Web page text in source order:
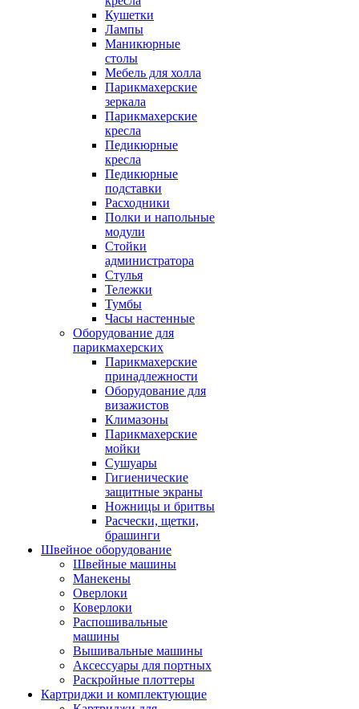
Кушетки
Лампы
Маникюрные
столы
Мебель для холла
Парикмахерские
зеркала
Парикмахерские
кресла
Педикюрные
кресла
Педикюрные
подставки
Расходники
Полки и напольные
модули
Стойки
администратора
Стулья
Тележки
Тумбы
Часы настенные
Оборудование для
парикмахерских
Парикмахерские
принадлежности
Оборудование для
визажистов
Климазоны
Парикмахерские
мойки
Сушуары
Гигиенические
защитные экраны
Ножницы и бритвы
Расчески, щетки,
брашинги
Швейное оборудование
Швейные машины
Манекены
Оверлоки
Коверлоки
Распошивальные
машины
Вышивальные машины
Аксессуары для портных
Раскройные плоттеры
Картриджи и комплектующие